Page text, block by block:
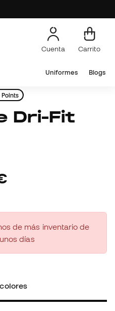
Cuenta Carrito
Uniformes Blogs
de más inventario de
días